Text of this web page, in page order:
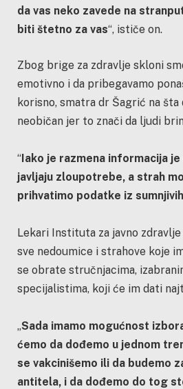
da vas neko zavede na
biti štetno za vas“, ističe on.
Zbog brige za zdravlje skloni
emotivno i da pribegavamo
korisno, smatra dr Šagrić na šta
neobičan jer to znači da ljudi
“Iako je razmena informacija
javljaju zloupotrebe, a strah
prihvatimo podatke iz
Lekari Instituta za javno zdravlje
sve nedoumice i strahove koje
se obrate stručnjacima,
specijalistima, koji će im dati
„Sada imamo mogućnost
ćemo da dođemo u jednom
se vakcinišemo ili da budemo
antitela, i da dođemo do tog